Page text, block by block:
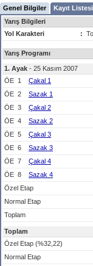
Genel Bilgiler Kayıt Listesi
Yarış Bilgileri
Yol Karakteri
:
Yarış Programı
1. Ayak - 25 Kasım 2007
ÖE 1 Çakal 1
ÖE 2 Sazak 1
ÖE 3 Çakal 2
ÖE 4 Sazak 2
ÖE 5 Çakal 3
ÖE 6 Sazak 3
ÖE 7 Çakal 4
ÖE 8 Sazak 4
Özel Etap
Normal Etap
Toplam
Toplam
Özel Etap (%32,22)
Normal Etap